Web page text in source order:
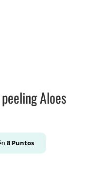
Aloes
8Puntos